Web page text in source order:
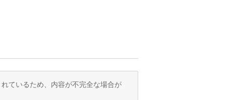
っており、仕事でもレジャーでも、使
ているため、内容が不完全な場合が